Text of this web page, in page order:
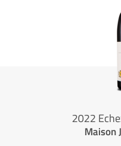
2022
Maison